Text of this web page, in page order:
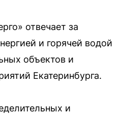
отвечает за
и горячей водой
объектов и
Екатеринбурга.
и